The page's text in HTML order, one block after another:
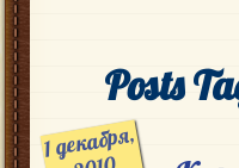
Posts
1 декабря,